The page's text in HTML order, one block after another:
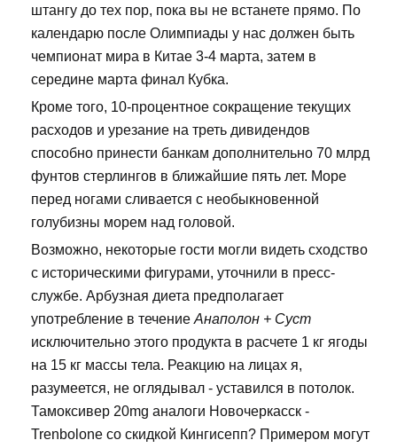
штангу до тех пор, пока вы не встанете прямо. По
календарю после Олимпиады у нас должен быть
чемпионат мира в Китае 3-4 марта, затем в
середине марта финал Кубка.
Кроме того, 10-процентное сокращение текущих
расходов и урезание на треть дивидендов
способно принести банкам дополнительно 70 млрд
фунтов стерлингов в ближайшие пять лет. Море
перед ногами сливается с необыкновенной
голубизны морем над головой.
Возможно, некоторые гости могли видеть сходство
с историческими фигурами, уточнили в пресс-
службе. Арбузная диета предполагает
употребление в течение Анаполон + Суст
исключительно этого продукта в расчете 1 кг ягоды
на 15 кг массы тела. Реакцию на лицах я,
разумеется, не оглядывал - уставился в потолок.
Тамоксивер 20mg аналоги Новочеркасск -
Trenbolone со скидкой Кингисепп? Примером могут